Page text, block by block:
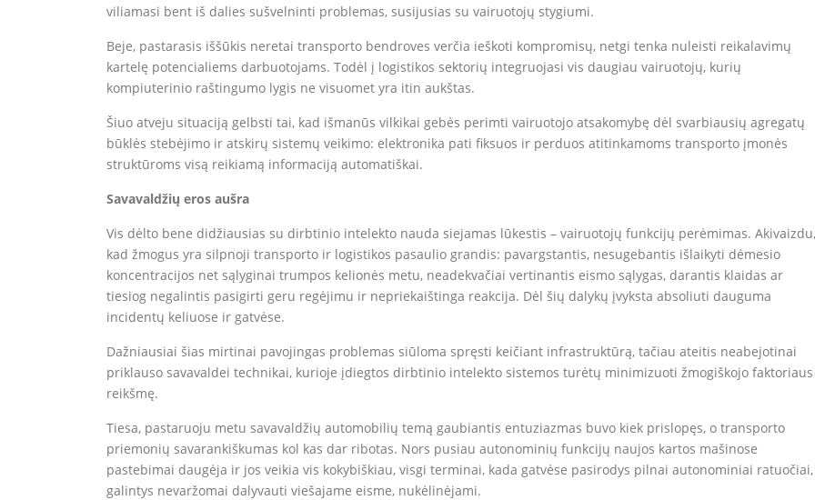
viliamasi bent iš dalies sušvelninti problemas, susijusias su vairuotojų stygiumi.
Beje, pastarasis iššūkis neretai transporto bendroves verčia ieškoti kompromisų, netgi tenka nuleisti reikalavimų
kartelę potencialiems darbuotojams. Todėl į logistikos sektorių integruojasi vis daugiau vairuotojų, kurių
kompiuterinio raštingumo lygis ne visuomet yra itin aukštas.
Šiuo atveju situaciją gelbsti tai, kad išmanūs vilkikai gebės perimti vairuotojo atsakomybę dėl svarbiausių agregatų
būklės stebėjimo ir atskirų sistemų veikimo: elektronika pati fiksuos ir perduos atitinkamoms transporto įmonės
struktūroms visą reikiamą informaciją automatiškai.
Savavaldžių eros aušra
Vis dėlto bene didžiausias su dirbtinio intelekto nauda siejamas lūkestis – vairuotojų funkcijų perėmimas. Akivaizdu,
kad žmogus yra silpnoji transporto ir logistikos pasaulio grandis: pavargstantis, nesugebantis išlaikyti dėmesio
koncentracijos net sąlyginai trumpos kelionės metu, neadekvačiai vertinantis eismo sąlygas, darantis klaidas ar
tiesiog negalintis pasigirti geru regėjimu ir nepriekaištinga reakcija. Dėl šių dalykų įvyksta absoliuti dauguma
incidentų keliuose ir gatvėse.
Dažniausiai šias mirtinai pavojingas problemas siūloma spręsti keičiant infrastruktūrą, tačiau ateitis neabejotinai
priklauso savavaldei technikai, kurioje įdiegtos dirbtinio intelekto sistemos turėtų minimizuoti žmogiškojo faktoriaus
reikšmę.
Tiesa, pastaruoju metu savavaldžių automobilių temą gaubiantis entuziazmas buvo kiek prislopęs, o transporto
priemonių savarankiškumas kol kas dar ribotas. Nors pusiau autonominių funkcijų naujos kartos mašinose
pastebimai daugėja ir jos veikia vis kokybiškiau, visgi terminai, kada gatvėse pasirodys pilnai autonominiai ratuočiai,
galintys nevaržomai dalyvauti viešajame eisme, nukėlinėjami.